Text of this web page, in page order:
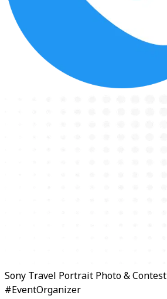
Sony Travel Portrait Photo & Contest
#EventOrganizer